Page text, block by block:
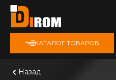
КАТАЛОГ ТОВАРОВ
Назад